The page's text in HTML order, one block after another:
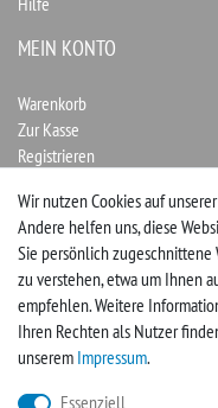
MEIN KONTO
Warenkorb
Zur Kasse
Registrieren
Vertrag widerrufen
UNTERNEHMEN
Kontakt
Impressum
Wir nutzen Cookies auf
Andere helfen uns, diese
Sie persönlich
zu verstehen, etwa um Ihnen
empfehlen. Weitere
Ihren Rechten als Nutzer
unserem Impressum.
Essenziell